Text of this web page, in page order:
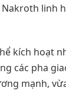
linh
kích hoạt
các pha
mạnh,